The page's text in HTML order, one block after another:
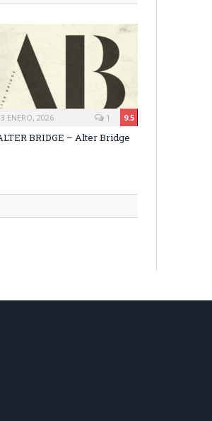
ENERO, 2026 9.5
1
BRIDGE – Alter Bridge